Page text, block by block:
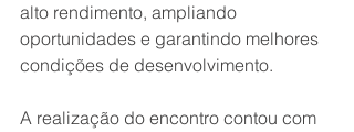
alto rendimento, ampliando
oportunidades e garantindo melhores
condições de desenvolvimento.
A realização do encontro contou com